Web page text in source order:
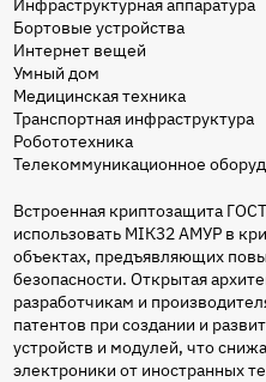
Инфраструктурная аппаратура
Бортовые устройства
Интернет вещей
Умный дом
Медицинская техника
Транспортная инфраструктура
Робототехника
Телекоммуникационное
Встроенная криптозащита
использовать МIК32 АМУР в
объектах, предъявляющих
безопасности. Открытая
разработчикам и
патентов при создании и
устройств и модулей, что
электроники от иностранных